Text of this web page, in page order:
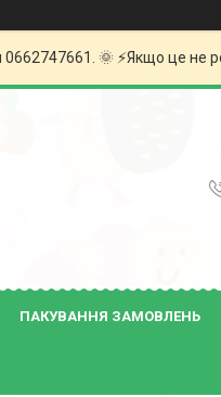
🌞 ⚡️Якщо це не
ПАКУВАННЯ ЗАМОВЛЕНЬ